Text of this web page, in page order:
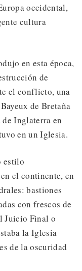
occidental,
cultura
en esta época,
de
el conflicto, una
de Bretaña
Inglaterra en
en un Iglesia.
estilo
el continente, en
bastiones
con frescos de
Juicio Final o
la Iglesia
de la oscuridad